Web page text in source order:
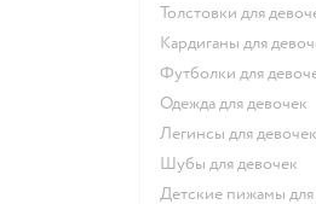
Толстовки для
Кардиганы для
Футболки для
Одежда для девочек
Легинсы для девочек
Шубы для девочек
Детские пижамы